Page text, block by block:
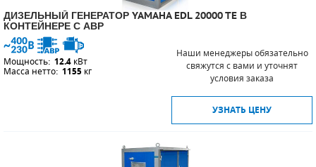
ДИЗЕЛЬНЫЙ ГЕНЕРАТОР YAMAHA EDL 20000 TE В
КОНТЕЙНЕРЕ С АВР
Мощность: 12.4 кВт
Масса нетто: 1155 кг
Наши менеджеры обязательно
свяжутся с вами и уточнят
условия заказа
УЗНАТЬ ЦЕНУ